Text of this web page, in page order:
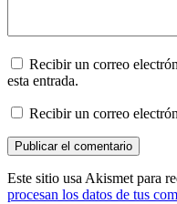
Recibir un correo
esta entrada.
Recibir un correo
Este sitio usa Akismet para
procesan los datos de tus